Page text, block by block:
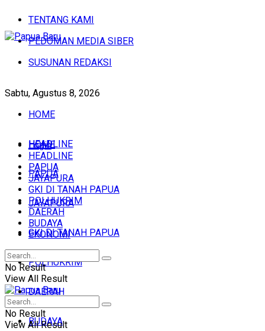
TENTANG KAMI
PEDOMAN MEDIA SIBER
SUSUNAN REDAKSI
Sabtu, Agustus 8, 2026
Login
HOME
HEADLINE
PAPUA
JAYAPURA
GKI DI TANAH PAPUA
POLHUKRIM
DAERAH
BUDAYA
HOME
HEADLINE
PAPUA
JAYAPURA
GKI DI TANAH PAPUA
POLHUKRIM
DAERAH
BUDAYA
EKONOMI
No Result
View All Result
No Result
View All Result